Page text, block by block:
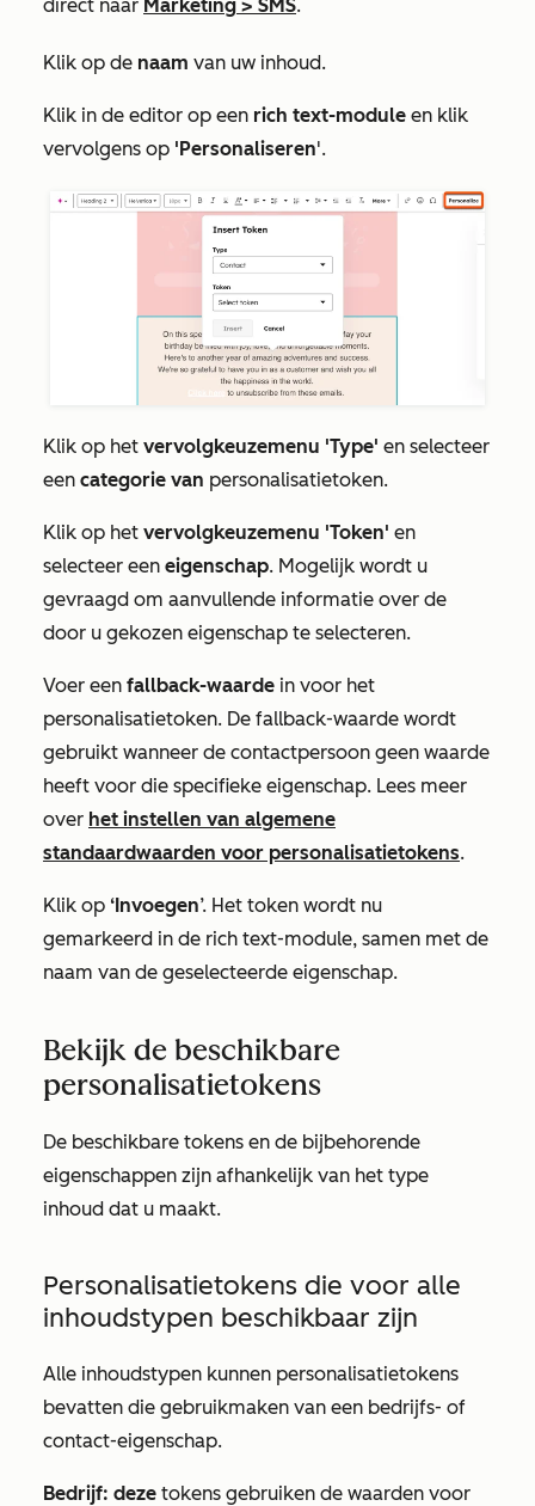
direct naar Marketing > SMS.
Klik op de naam van uw inhoud.
Klik in de editor op een rich text-module en klik
vervolgens op 'Personaliseren'.
Klik op het vervolgkeuzemenu 'Type' en selecteer
een categorie van personalisatietoken.
Klik op het vervolgkeuzemenu 'Token' en
selecteer een eigenschap. Mogelijk wordt u
gevraagd om aanvullende informatie over de
door u gekozen eigenschap te selecteren.
Voer een fallback-waarde in voor het
personalisatietoken. De fallback-waarde wordt
gebruikt wanneer de contactpersoon geen waarde
heeft voor die specifieke eigenschap. Lees meer
over het instellen van algemene
standaardwaarden voor personalisatietokens.
Klik op ‘Invoegen’. Het token wordt nu
gemarkeerd in de rich text-module, samen met de
naam van de geselecteerde eigenschap.
Bekijk de beschikbare
personalisatietokens
De beschikbare tokens en de bijbehorende
eigenschappen zijn afhankelijk van het type
inhoud dat u maakt.
Personalisatietokens die voor alle
inhoudstypen beschikbaar zijn
Alle inhoudstypen kunnen personalisatietokens
bevatten die gebruikmaken van een bedrijfs- of
contact-eigenschap.
Bedrijf: deze tokens gebruiken de waarden voor